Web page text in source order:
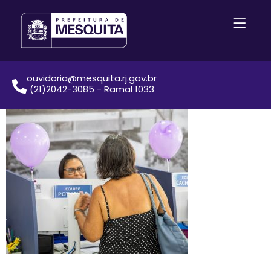
ouvidoria@mesquita.rj.gov.br
(21)2042-3085 - Ramal 1033